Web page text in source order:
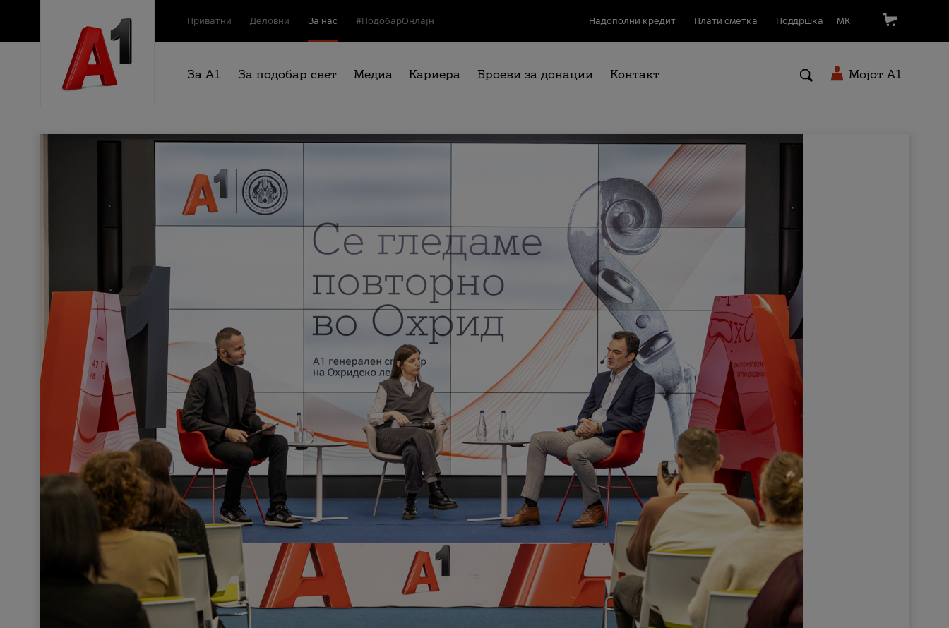
Приватни Деловни За нас #ПодобарОнлајн Надополни кредит Плати сметка Поддршка МК
За А1 За подобар свет Медиа Кариера Броеви за донации Контакт Мојот A1